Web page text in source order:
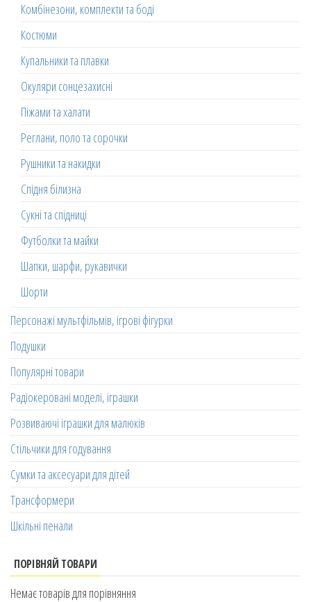
Комбінезони, комплекти та боді
Костюми
Купальники та плавки
Окуляри сонцезахисні
Піжами та халати
Реглани, поло та сорочки
Рушники та накидки
Спідня білизна
Сукні та спідниці
Футболки та майки
Шапки, шарфи, рукавички
Шорти
Персонажі мультфільмів, ігрові фігурки
Подушки
Популярні товари
Радіокеровані моделі, іграшки
Розвиваючі іграшки для малюків
Стільчики для годування
Сумки та аксесуари для дітей
Трансформери
Шкільні пенали
ПОРІВНЯЙ ТОВАРИ
Немає товарів для порівняння